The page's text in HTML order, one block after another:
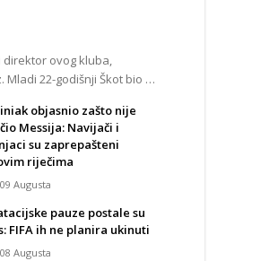
ovog kluba,
22-godišnji Škot bio …
objasnio zašto nije
Messija: Navijači i
su zaprepašteni
riječima
Augusta
pauze postale su
FIFA ih ne planira ukinuti
Augusta